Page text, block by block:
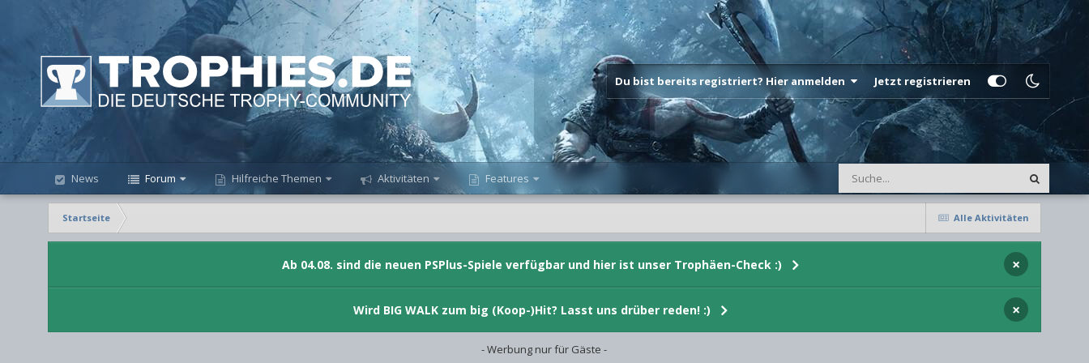
Du bist bereits registriert? Hier anmelden Jetzt registrieren
News Forum Hilfreiche Themen Aktivitäten Features
Alle Aktivitäten
Startseite
Ab 04.08. sind die neuen PSPlus-Spiele verfügbar und hier ist unser Trophäen-Check :) ×
Wird BIG WALK zum big (Koop-)Hit? Lasst uns drüber reden! :) ×
- Werbung nur für Gäste -